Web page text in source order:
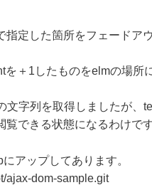
指定した箇所をフェードア
を＋1したものをelmの場
文字列を取得しましたが、
できる状態になるわけです
アップしてあります。
ajax-dom-sample.git